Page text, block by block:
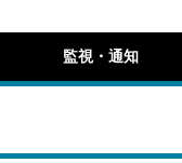
監視・通知